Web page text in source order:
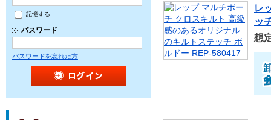
記憶する
パスワード
パスワードを忘れた方
レ
ッ
想